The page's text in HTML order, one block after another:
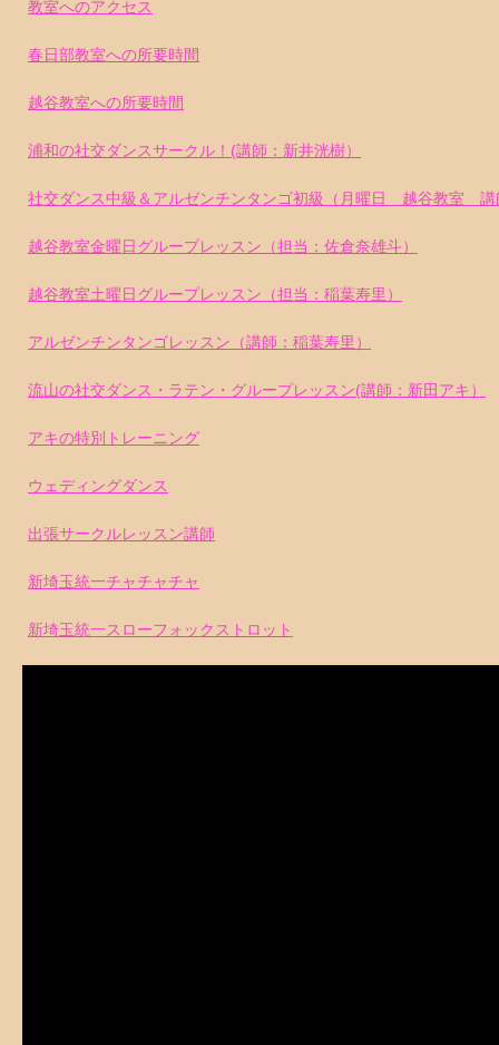
教室へのアクセス
春日部教室への所要時間
越谷教室への所要時間
浦和の社交ダンスサークル！(講師：新井洸樹）
社交ダンス中級＆アルゼンチンタンゴ初級（月曜日 越谷教室 講
越谷教室金曜日グループレッスン（担当：佐倉奈雄斗）
越谷教室土曜日グループレッスン（担当：稲葉寿里）
アルゼンチンタンゴレッスン（講師：稲葉寿里）
流山の社交ダンス・ラテン・グループレッスン(講師：新田アキ）
アキの特別トレーニング
ウェディングダンス
出張サークルレッスン講師
新埼玉統一チャチャチャ
新埼玉統一スローフォックストロット